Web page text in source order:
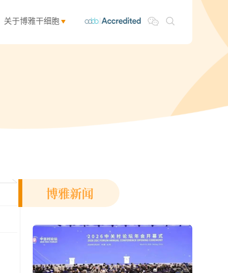
关于博雅干细胞
博雅新闻